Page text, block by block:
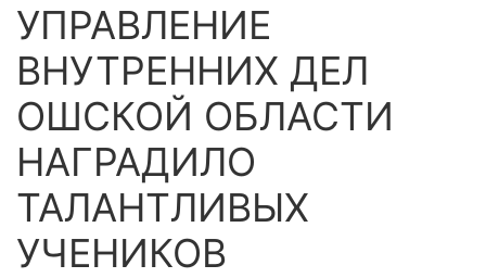
УПРАВЛЕНИЕ
ВНУТРЕННИХ ДЕЛ
ОШСКОЙ ОБЛАСТИ
НАГРАДИЛО
ТАЛАНТЛИВЫХ
УЧЕНИКОВ